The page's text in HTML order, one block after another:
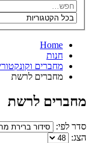
Home
חנות
מחברים
מחברים לרשת
מחברים לרשת
סדר לפי:
הצג: